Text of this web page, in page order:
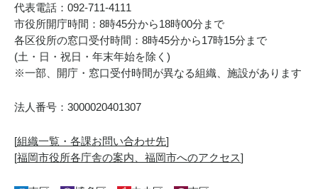
代表電話：092-711-4111
市役所開庁時間：8時45分から18時00分まで
各区役所の窓口受付時間：8時45分から17時15分まで
(土・日・祝日・年末年始を除く)
※一部、開庁・窓口受付時間が異なる組織、施設があります
法人番号：3000020401307
[組織一覧・各課お問い合わせ先]
[福岡市役所各庁舎の案内、福岡市へのアクセス]